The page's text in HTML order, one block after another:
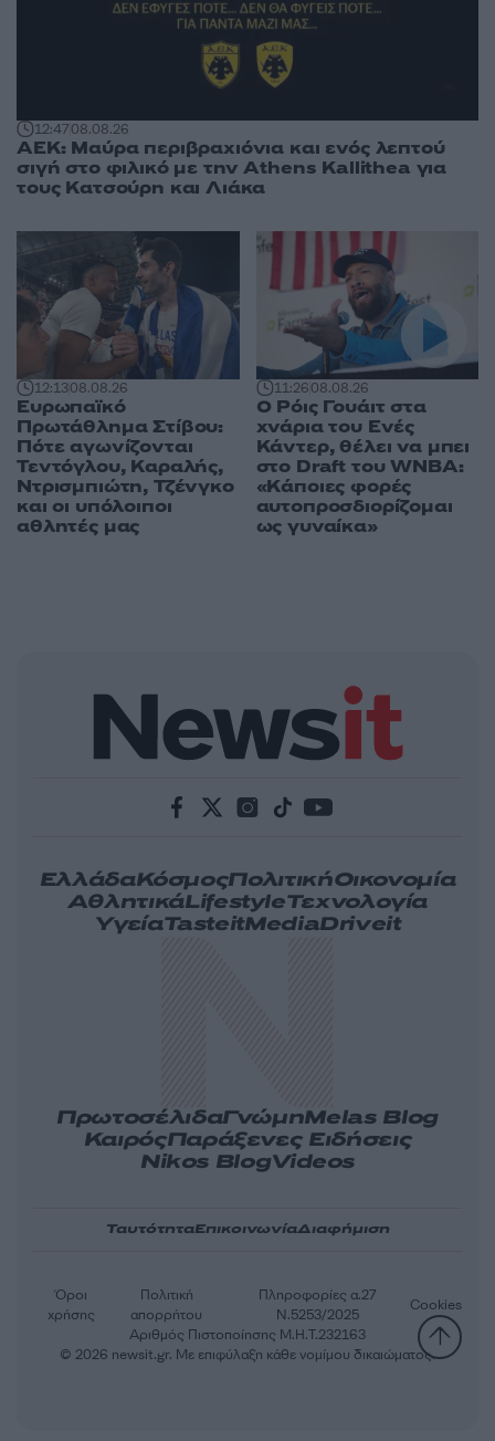
12:4708.08.26
ΑΕΚ: Μαύρα περιβραχιόνια και ενός λεπτού
σιγή στο φιλικό με την Athens Kallithea για
τους Κατσούρη και Λιάκα
12:1308.08.26
Ευρωπαϊκό
Πρωτάθλημα Στίβου:
Πότε αγωνίζονται
Τεντόγλου, Καραλής,
Ντρισμπιώτη, Τζένγκο
και οι υπόλοιποι
αθλητές μας
11:2608.08.26
Ο Ρόις Γουάιτ στα
χνάρια του Ενές
Κάντερ, θέλει να μπει
στο Draft του WNBA:
«Κάποιες φορές
αυτοπροσδιορίζομαι
ως γυναίκα»
ΕλλάδαΚόσμοςΠολιτικήΟικονομία
ΑθλητικάLifestyleΤεχνολογία
ΥγείαTasteitMediaDriveit
ΠρωτοσέλιδαΓνώμηMelas Blog
ΚαιρόςΠαράξενες Ειδήσεις
Nikos BlogVideos
ΤαυτότηταΕπικοινωνίαΔιαφήμιση
Αριθμός Πιστοποίησης Μ.Η.Τ.232163
Όροι
χρήσης
Πολιτική
απορρήτου
Πληροφορίες α.27
Ν.5253/2025
Cookies
© 2026 newsit.gr. Με επιφύλαξη κάθε νομίμου δικαιώματος.